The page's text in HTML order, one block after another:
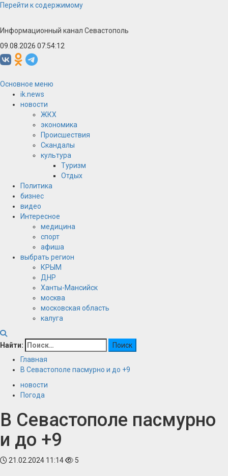
Перейти к содержимому
Информационный канал Севастополь
09.08.2026 07:54:12
Основное меню
ik.news
новости
ЖКХ
экономика
Происшествия
Скандалы
культура
Туризм
Отдых
Политика
бизнес
видео
Интересное
медицина
спорт
афиша
выбрать регион
КРЫМ
ДНР
Ханты-Мансийск
москва
московская область
калуга
Найти:
Главная
В Севастополе пасмурно и до +9
новости
Погода
В Севастополе пасмурно
и до +9
21.02.2024 11:14 5